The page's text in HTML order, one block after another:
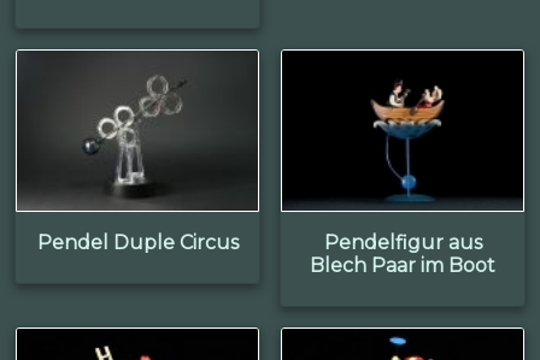
Pendel Duple Circus
Pendelfigur aus
Blech Paar im Boot